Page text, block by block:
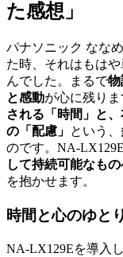
た感想」
パナソニック なな
た時、それはもは
んでした。まるで物
と感動が心に残りま
される「時間」と
の「配慮」 という、
のです。NA-
して持続可能なもの
を抱かせます。
時間と心のゆと
NA-LX129Eを導入